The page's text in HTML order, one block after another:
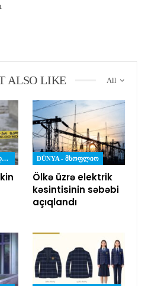
All
ALSO LIKE
CƏMIYYƏT – ᲡᲐᲖᲝᲒᲐᲓᲝᲔᲑᲐ DÜNYA - ᲛᲡᲝᲤᲚᲘᲝ
Ölkə üzrə elektrik
kəsintisinin səbəbi
açıqlandı